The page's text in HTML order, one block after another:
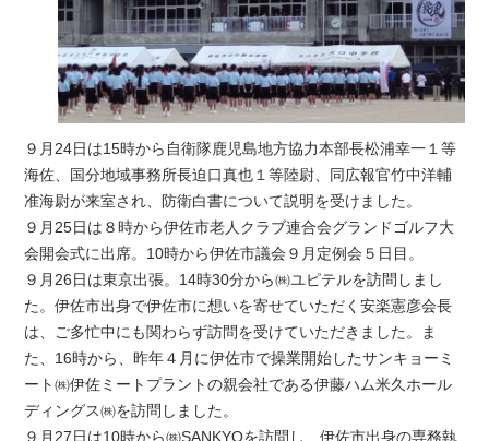
９月24日は15時から自衛隊鹿児島地方協力本部長松浦幸一１等
海佐、国分地域事務所長迫口真也１等陸尉、同広報官竹中洋輔
准海尉が来室され、防衛白書について説明を受けました。
９月25日は８時から伊佐市老人クラブ連合会グランドゴルフ大
会開会式に出席。10時から伊佐市議会９月定例会５日目。
９月26日は東京出張。14時30分から㈱ユピテルを訪問しまし
た。伊佐市出身で伊佐市に想いを寄せていただく安楽憲彦会長
は、ご多忙中にも関わらず訪問を受けていただきました。ま
た、16時から、昨年４月に伊佐市で操業開始したサンキョーミ
ート㈱伊佐ミートプラントの親会社である伊藤ハム米久ホール
ディングス㈱を訪問しました。
９月27日は10時から㈱SANKYOを訪問し、伊佐市出身の専務執